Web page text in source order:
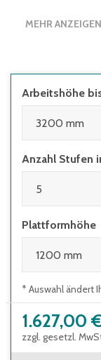
≥60°
in
MEHR ANZEIGEN
Arbeitshöhe
Anzahl Stufen
Plattformhöhe
* Auswahl ändert
1.627,00
zzgl. gesetzl.